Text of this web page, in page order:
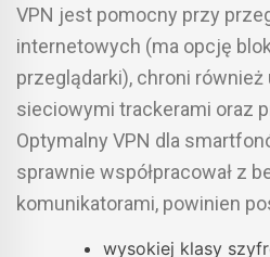
VPN jest pomocny przy
internetowych (ma opcję
przeglądarki), chroni
sieciowymi trackerami oraz
Optymalny VPN dla
sprawnie współpracował z
komunikatorami, powinien
wysokiej klasy